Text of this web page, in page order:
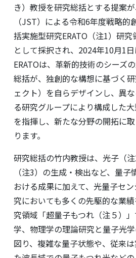
き）教授を研究総括とする提案
（JST）による令和6年度戦略的
括実施型研究ERATO（注1）研究
として採択され、2024年10月1日
ERATOは、革新的技術のシーズ
総括が、独創的な構想に基づく
ェクト）を自らデザインし、異
る研究グループにより構成した
を指揮し、新たな分野の開拓に
ります。
研究総括の竹内教授は、光子（
（注3）の生成・検出など、量
おける成果に加えて、光量子セ
究においても多くの先駆的な業
究領域「超量子もつれ（注５）
学、物理学の理論研究と量子光
図り、複雑な量子状態や、従来